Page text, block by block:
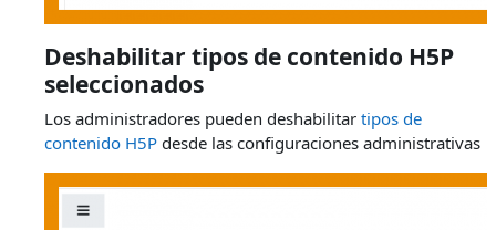
Deshabilitar tipos de contenido H5P
seleccionados
Los administradores pueden deshabilitar tipos de
contenido H5P desde las configuraciones administrativas